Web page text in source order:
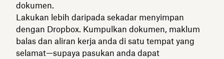
dokumen.
Lakukan lebih daripada sekadar menyimpan
dengan Dropbox. Kumpulkan dokumen, maklum
balas dan aliran kerja anda di satu tempat yang
selamat—supaya pasukan anda dapat